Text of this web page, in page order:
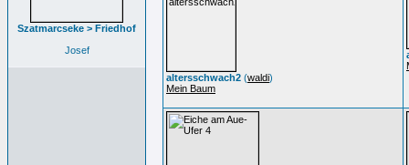
Szatmarcseke > Friedhof
Josef
altersschwach2 (waldi)
Mein Baum